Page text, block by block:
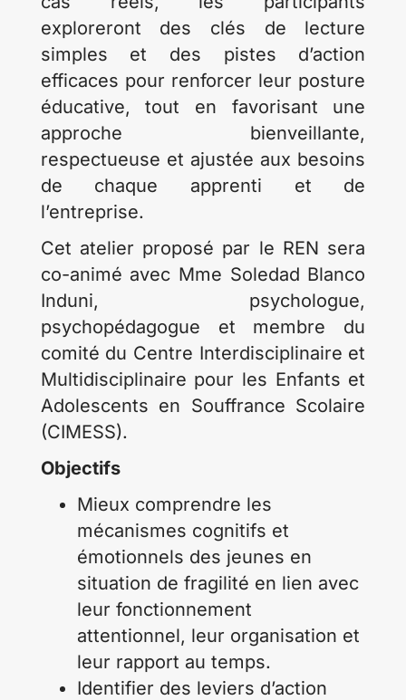
exploreront des clés de lecture
simples et des pistes d’action
efficaces pour renforcer leur posture
éducative, tout en favorisant une
approche bienveillante,
respectueuse et ajustée aux besoins
de chaque apprenti et de
l’entreprise.
Cet atelier proposé par le REN sera
co-animé avec Mme Soledad Blanco
Induni, psychologue,
psychopédagogue et membre du
comité du Centre Interdisciplinaire et
Multidisciplinaire pour les Enfants et
Adolescents en Souffrance Scolaire
(CIMESS).
Objectifs
Mieux comprendre les
mécanismes cognitifs et
émotionnels des jeunes en
situation de fragilité en lien avec
leur fonctionnement
attentionnel, leur organisation et
leur rapport au temps.
Identifier des leviers d’action